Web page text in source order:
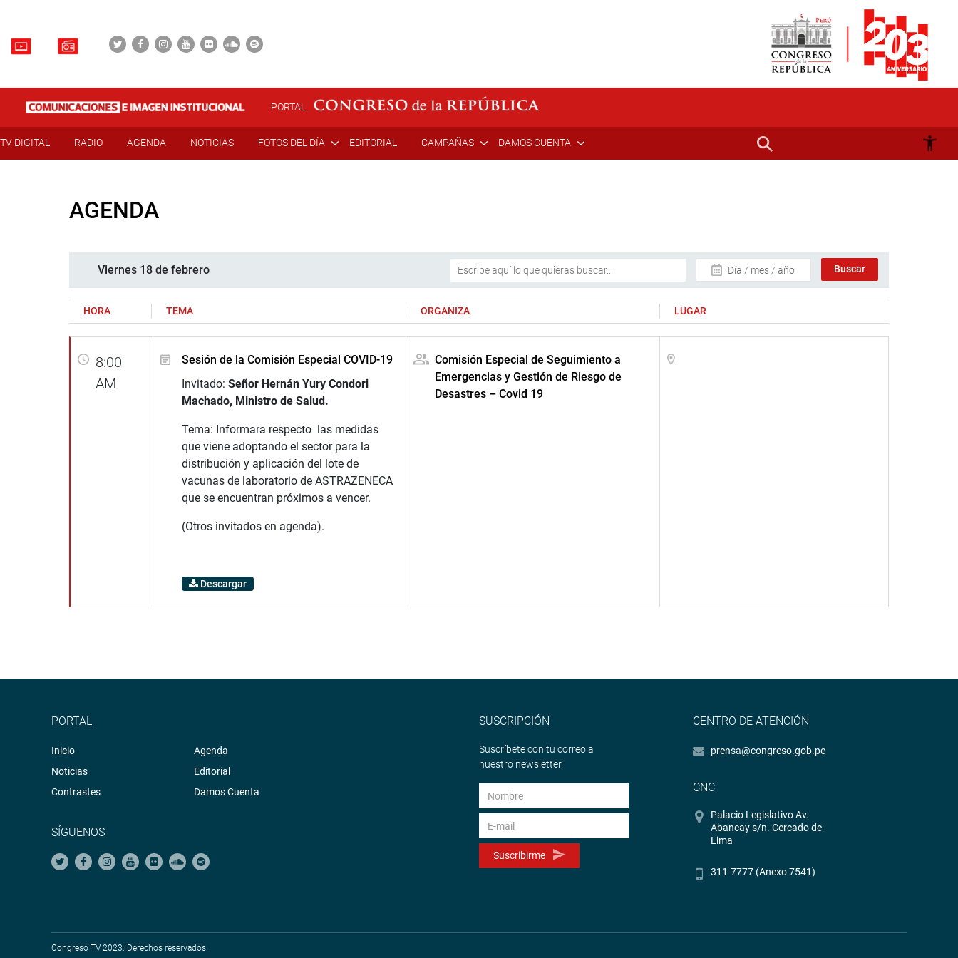
PORTAL
TV DIGITAL RADIO AGENDA NOTICIAS FOTOS DEL DÍA EDITORIAL CAMPAÑAS DAMOS CUENTA
AGENDA
Viernes 18 de febrero Día / mes / año
HORA TEMA ORGANIZA LUGAR
8:00
AM
Sesión de la Comisión Especial COVID-19
Invitado: Señor Hernán Yury Condori
Machado, Ministro de Salud.
Tema: Informara respecto las medidas
que viene adoptando el sector para la
distribución y aplicación del lote de
vacunas de laboratorio de ASTRAZENECA
que se encuentran próximos a vencer.
(Otros invitados en agenda).
Descargar
Comisión Especial de Seguimiento a
Emergencias y Gestión de Riesgo de
Desastres – Covid 19
PORTAL
Inicio
Noticias
Contrastes
Agenda
Editorial
Damos Cuenta
SÍGUENOS
SUSCRIPCIÓN
Suscríbete con tu correo a
nuestro newsletter.
Suscribirme
CENTRO DE ATENCIÓN
prensa@congreso.gob.pe
CNC
Palacio Legislativo Av.
Abancay s/n. Cercado de
Lima
311-7777 (Anexo 7541)
Congreso TV 2023. Derechos reservados.